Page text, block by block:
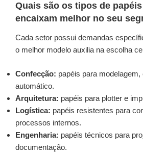
Quais são os tipos de
encaixam melhor no seu
Cada setor possui demandas
o melhor modelo auxilia na escolha
Confecção: papéis para
automático.
Arquitetura: papéis para plotter e
Logística: papéis resistentes para
processos internos.
Engenharia: papéis técnicos para
documentação.